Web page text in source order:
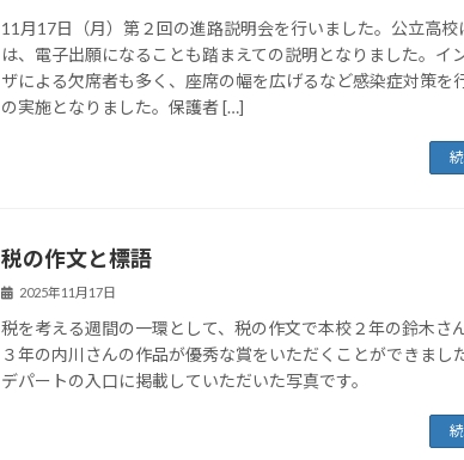
11月17日（月）第２回の進路説明会を行いました。公立高校
は、電子出願になることも踏まえての説明となりました。イ
ザによる欠席者も多く、座席の幅を広げるなど感染症対策を
の実施となりました。保護者 […]
税の作文と標語
2025年11月17日
税を考える週間の一環として、税の作文で本校２年の鈴木さ
３年の内川さんの作品が優秀な賞をいただくことができまし
デパートの入口に掲載していただいた写真です。